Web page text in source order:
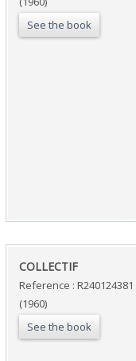
See the book
‎COLLECTIF‎
Reference : R240124381
(1960)
See the book